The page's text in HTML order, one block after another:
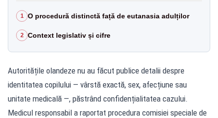
1 O procedură distinctă față de eutanasia adulților
2 Context legislativ și cifre
Autoritățile olandeze nu au făcut publice detalii despre
identitatea copilului — vârstă exactă, sex, afecțiune sau
unitate medicală —, păstrând confidențialitatea cazului.
Medicul responsabil a raportat procedura comisiei speciale de